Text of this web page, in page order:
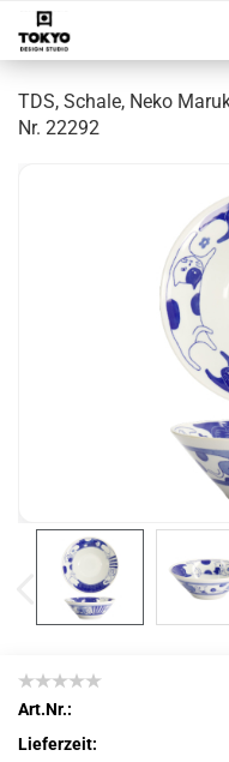
TDS, Schale, Neko
Nr. 22292
Art.Nr.:
Lieferzeit: